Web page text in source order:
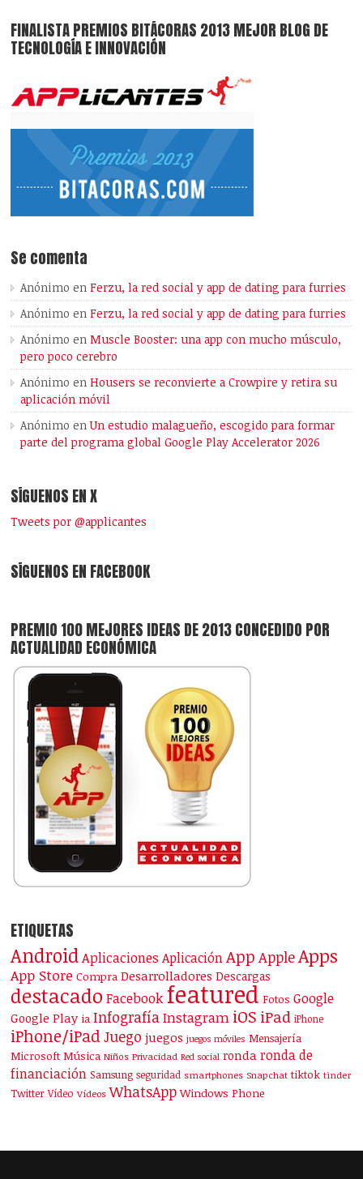
FINALISTA PREMIOS BITÁCORAS 2013 MEJOR BLOG DE
TECNOLOGÍA E INNOVACIÓN
Se comenta
Anónimo enFerzu, la red social y app de dating para furries
Anónimo enFerzu, la red social y app de dating para furries
Anónimo enMuscle Booster: una app con mucho músculo,
pero poco cerebro
Anónimo enHousers se reconvierte a Crowpire y retira su
aplicación móvil
Anónimo enUn estudio malagueño, escogido para formar
parte del programa global Google Play Accelerator 2026
SÍGUENOS EN X
Tweets por @applicantes
SÍGUENOS EN FACEBOOK
PREMIO 100 MEJORES IDEAS DE 2013 CONCEDIDO POR
ACTUALIDAD ECONÓMICA
ETIQUETAS
Android Aplicaciones Aplicación App AppleApps
App Store Compra Desarrolladores Descargas
destacado Facebook featured Fotos Google
Google Play ia InfografíaInstagram iOS iPad iPhone
iPhone/iPad Juego juegos juegos móviles Mensajería
Microsoft Música Niños Privacidad Red social ronda ronda de
financiación Samsung seguridad smartphones Snapchat tiktok tinder
Twitter Vídeo Vídeos WhatsApp Windows Phone